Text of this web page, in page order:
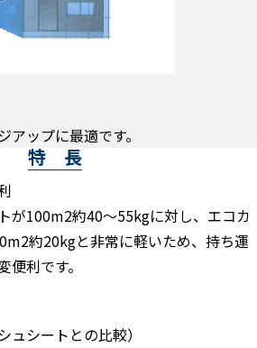
ップに最適です。
特 長
が100m2約40～55kgに対し、エコカ
約20kgと非常に軽いため、持ち運
利です。
シートとの比較）